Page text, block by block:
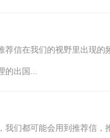
荐信在我们的视野里出现
的出国...
们都可能会用到推荐信